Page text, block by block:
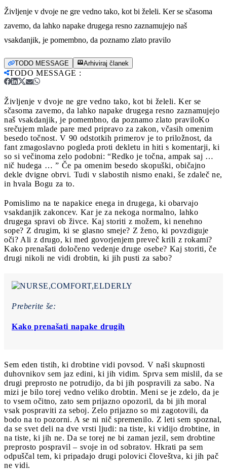
Življenje v dvoje ne gre vedno tako, kot bi želeli. Ker se sčasoma
zavemo, da lahko napake drugega resno zaznamujejo naš
vsakdanjik, je pomembno, da poznamo zlato pravilo
TODO MESSAGE Arhiviraj članek
TODO MESSAGE :
Življenje v dvoje ne gre vedno tako, kot bi želeli. Ker se
sčasoma zavemo, da lahko napake drugega resno zaznamujejo
naš vsakdanjik, je pomembno, da poznamo zlato praviloKo
srečujem mlade pare med pripravo za zakon, včasih omenim
besedo točnost. V 90 odstotkih primerov je to priložnost, da
fant zmagoslavno pogleda proti dekletu in hiti s komentarji, ki
so si večinoma zelo podobni: “Redko je točna, ampak saj …
nič hudega … ” Če pa omenim besedo skopuški, običajno
dekle dvigne obrvi. Tudi v slabostih nismo enaki, še zdaleč ne,
in hvala Bogu za to.
Pomislimo na te napakice enega in drugega, ki obarvajo
vsakdanjik zakoncev. Kar je za nekoga normalno, lahko
drugega spravi ob živce. Kaj storiti z možem, ki nenehno
sope? Z drugim, ki se glasno smeje? Z ženo, ki povzdiguje
oči? Ali z drugo, ki med govorjenjem preveč krili z rokami?
Kako prenašati določeno vedenje druge osebe? Kaj storiti, če
drugi nikoli ne vidi drobtin, ki jih pusti za sabo?
Preberite še:
Kako prenašati napake drugih
Sem eden tistih, ki drobtine vidi povsod. V naši skupnosti
duhovnikov sem jaz edini, ki jih vidim. Sprva sem mislil, da se
drugi preprosto ne potrudijo, da bi jih pospravili za sabo. Na
mizi je bilo torej vedno veliko drobtin. Meni se je zdelo, da je
to vsem očitno, zato sem prijazno opozoril, da bi jih moral
vsak pospraviti za seboj. Zelo prijazno so mi zagotovili, da
bodo na to pozorni. A se ni nič spremenilo. Z leti sem spoznal,
da se svet deli na dve vrsti ljudi: na tiste, ki vidijo drobtine, in
na tiste, ki jih ne. Da se torej ne bi zaman jezil, sem drobtine
preprosto pospravil – svoje in od sobratov. Hkrati pa sem
odpuščal tem, ki pripadajo drugi polovici človeštva, ki jih pač
ne vidi.